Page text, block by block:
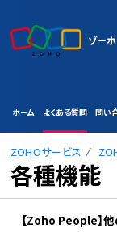
ゾー
ホーム よくある質問 問い
ZOHOサービス
各種機能
【Zoho People】